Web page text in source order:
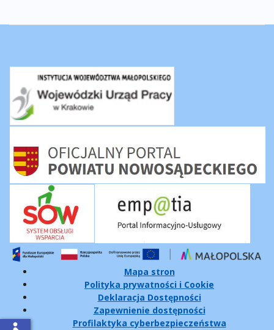
Mapa stron
Polityka prywatności i Cookie
Deklaracja Dostępności
Zapewnienie dostępności
Profilaktyka cyberbezpieczeństwa